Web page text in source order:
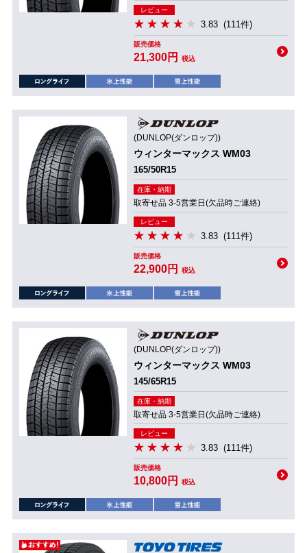
レビュー
3.83 (111件)
販売価格
21,300円 税込
(DUNLOP(ダンロップ))
ウィンターマックス WM03
165/50R15
在庫・納期
取寄せ品 3-5営業日(欠品時ご連絡)
レビュー
3.83 (111件)
販売価格
22,900円 税込
(DUNLOP(ダンロップ))
ウィンターマックス WM03
145/65R15
在庫・納期
取寄せ品 3-5営業日(欠品時ご連絡)
レビュー
3.83 (111件)
販売価格
10,800円 税込